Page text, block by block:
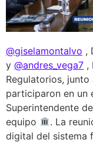
@giselamontalvo ,
y @andres_vega7 ,
Regulatorios,
participaron en un
Superintendente
equipo
. La
digital del sistema